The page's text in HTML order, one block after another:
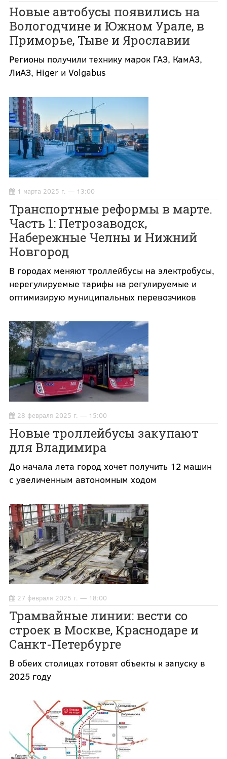
Новые автобусы появились на
Вологодчине и Южном Урале, в
Приморье, Тыве и Ярославии
Регионы получили технику марок ГАЗ, КамАЗ,
ЛиАЗ, Higer и Volgabus
1 марта 2025 г. — 13:00
Транспортные реформы в марте.
Часть 1: Петрозаводск,
Набережные Челны и Нижний
Новгород
В городах меняют троллейбусы на электробусы,
нерегулируемые тарифы на регулируемые и
оптимизирую муниципальных перевозчиков
28 февраля 2025 г. — 15:00
Новые троллейбусы закупают
для Владимира
До начала лета город хочет получить 12 машин
с увеличенным автономным ходом
27 февраля 2025 г. — 18:00
Трамвайные линии: вести со
строек в Москве, Краснодаре и
Санкт-Петербурге
В обеих столицах готовят объекты к запуску в
2025 году